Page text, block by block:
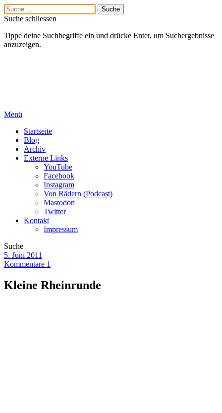
Suche schliessen
Tippe deine Suchbegriffe ein und drücke Enter, um Suchergebnisse
anzuzeigen.
Menü
Startseite
Blog
Archiv
Externe Links
YouTube
Facebook
Instagram
Von Rädern (Podcast)
Mastodon
Twitter
Kontakt
Impressum
Suche
5. Juni 2011
Kommentare 1
Kleine Rheinrunde